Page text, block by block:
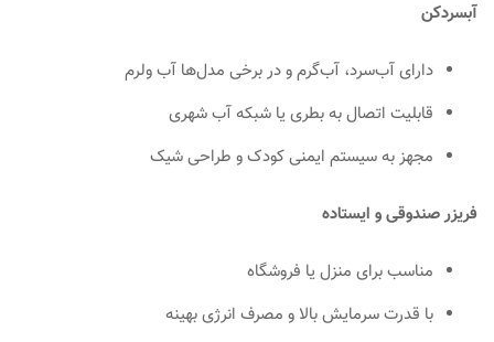
آبسردکن
دارای آب‌سرد، آب‌گرم و در برخی مدل‌ها آب ولرم
قابلیت اتصال به بطری یا شبکه آب شهری
مجهز به سیستم ایمنی کودک و طراحی شیک
فریزر صندوقی و ایستاده
مناسب برای منزل یا فروشگاه
با قدرت سرمایش بالا و مصرف انرژی بهینه